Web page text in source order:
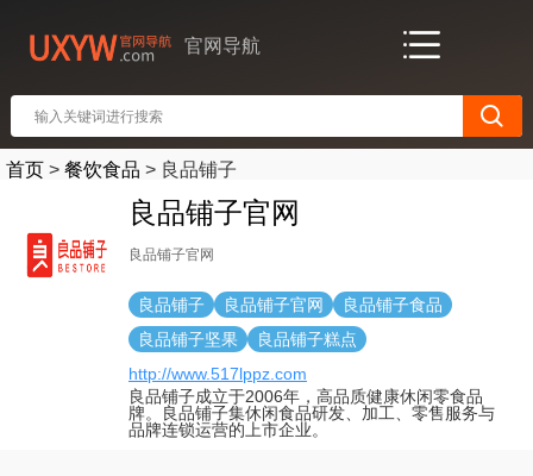
官网导航
首页 > 餐饮食品 > 良品铺子
良品铺子官网
良品铺子官网
良品铺子 良品铺子官网
良品铺子食品
良品铺子坚果
良品铺子糕点
http://www.517lppz.com
良品铺子成立于2006年，高品质健康休闲零食品
牌。良品铺子集休闲食品研发、加工、零售服务与
品牌连锁运营的上市企业。